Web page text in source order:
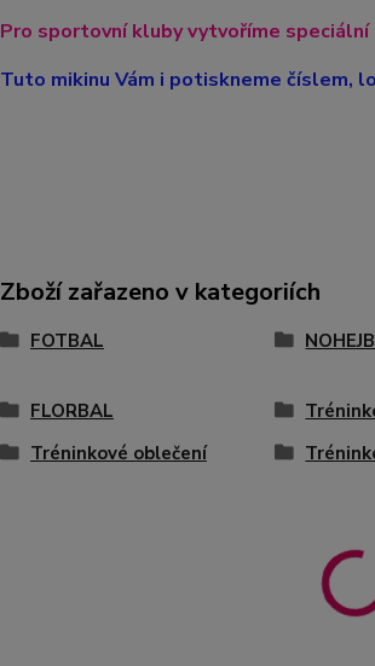
Pro sportovní kluby vytvoříme speciální
Tuto mikinu Vám i potiskneme číslem,
Zboží zařazeno v kategoriích
FOTBAL
FLORBAL
Tréninkové oblečení